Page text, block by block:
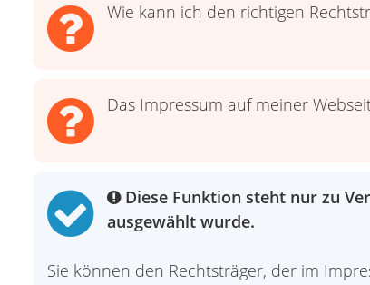
Wie kann ich den richtigen
Das Impressum auf meiner
Diese Funktion steht nur zu
ausgewählt wurde.
Sie können den Rechtsträger, der im